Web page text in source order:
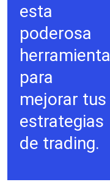
esta
poderosa
herramienta
para
mejorar tus
estrategias
de trading.